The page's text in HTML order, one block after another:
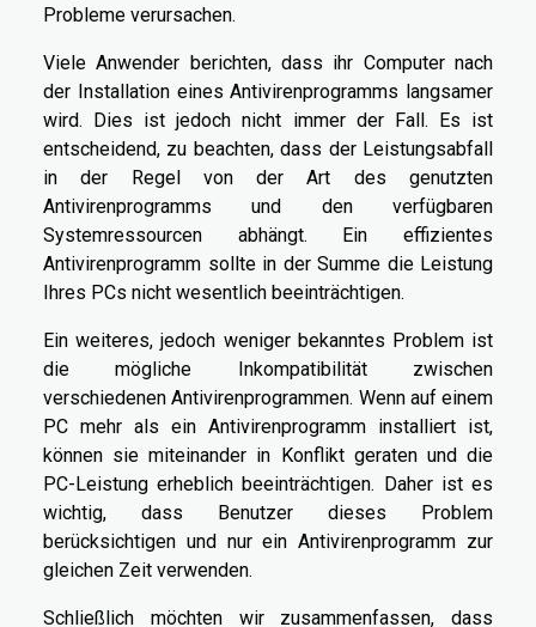
Probleme verursachen.
Viele Anwender berichten, dass ihr Computer nach
der Installation eines Antivirenprogramms langsamer
wird. Dies ist jedoch nicht immer der Fall. Es ist
entscheidend, zu beachten, dass der Leistungsabfall
in der Regel von der Art des genutzten
Antivirenprogramms und den verfügbaren
Systemressourcen abhängt. Ein effizientes
Antivirenprogramm sollte in der Summe die Leistung
Ihres PCs nicht wesentlich beeinträchtigen.
Ein weiteres, jedoch weniger bekanntes Problem ist
die mögliche Inkompatibilität zwischen
verschiedenen Antivirenprogrammen. Wenn auf einem
PC mehr als ein Antivirenprogramm installiert ist,
können sie miteinander in Konflikt geraten und die
PC-Leistung erheblich beeinträchtigen. Daher ist es
wichtig, dass Benutzer dieses Problem
berücksichtigen und nur ein Antivirenprogramm zur
gleichen Zeit verwenden.
Schließlich möchten wir zusammenfassen, dass